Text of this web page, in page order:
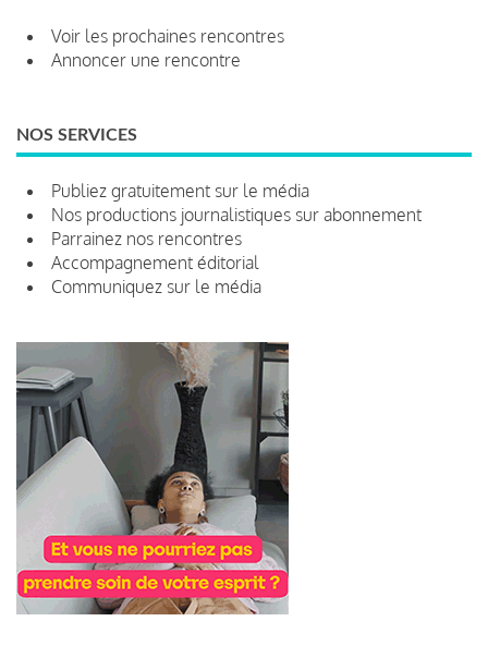
Voir les prochaines rencontres
Annoncer une rencontre
NOS SERVICES
Publiez gratuitement sur le média
Nos productions journalistiques sur abonnement
Parrainez nos rencontres
Accompagnement éditorial
Communiquez sur le média